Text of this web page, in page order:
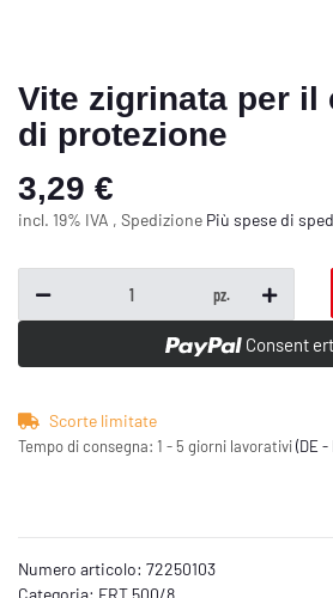
Vite zigrinata per il
di protezione
3,29 €
incl. 19% IVA , Spedizione Più spese di
pz.
Consent
Scorte limitate
Tempo di consegna: 1 - 5 giorni lavorativi(DE
Numero articolo: 72250103
Categoria: FRT 500/8